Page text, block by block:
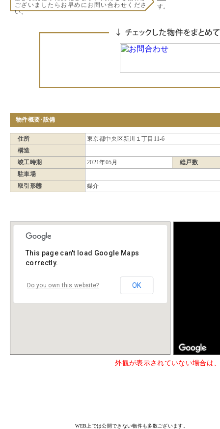
ございましたらお早めにお問い合わせくださ
い。
す。
物件概要･設備
住所
東京都中央区新川１丁目11-6
構造
竣工時期
2021年05月
総戸数
駐車場
取引形態
媒介
This page can't load Google Maps
correctly.
Do you own this website? OK
外観が表示されていない場合は
WEB上では公開できない物件も多数ございます。